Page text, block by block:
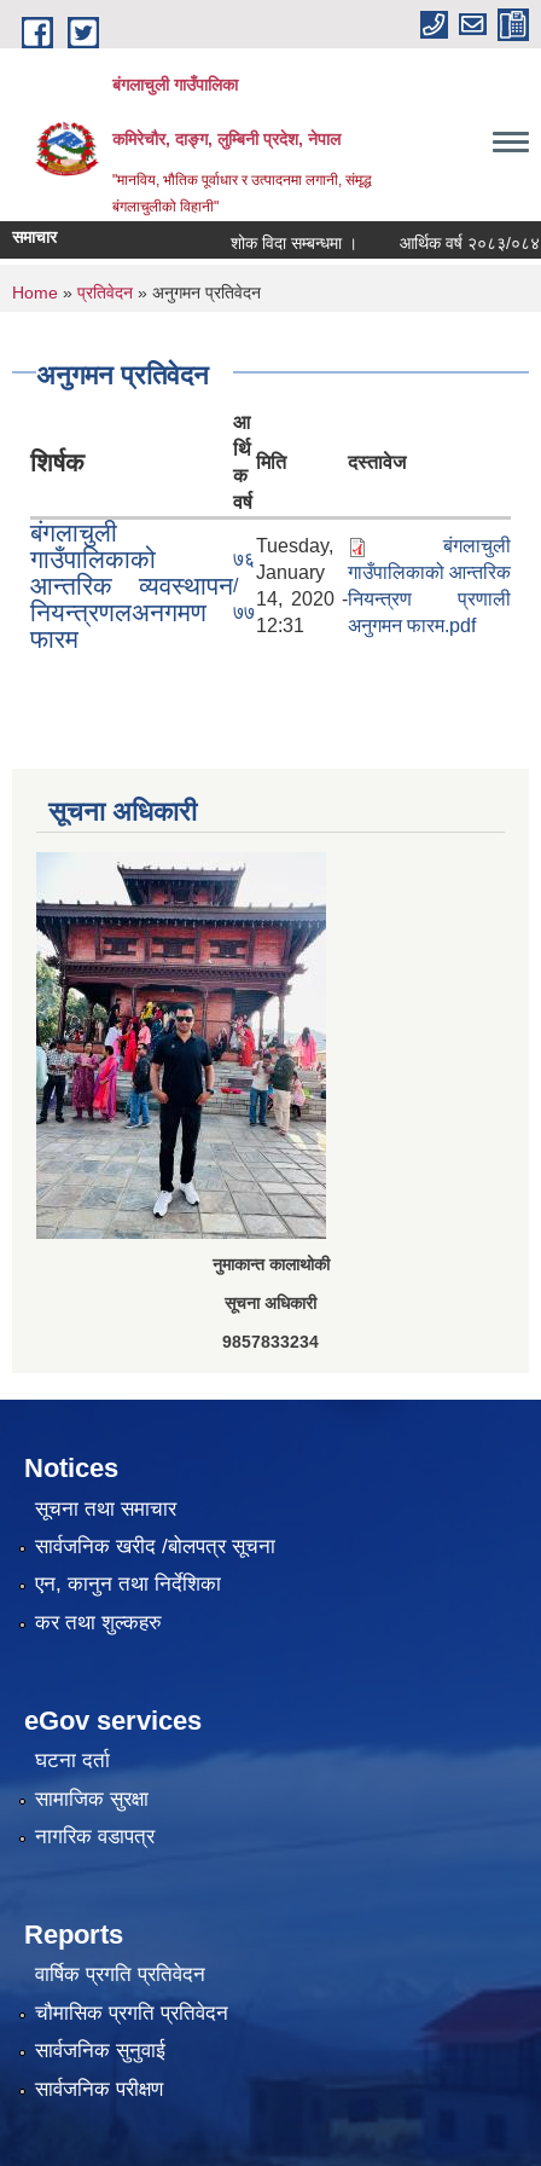
Skip to main content
बंगलाचुली गाउँपालिका
कमिरेचौर, दाङ्ग, लुम्बिनी प्रदेश, नेपाल
"मानविय, भौतिक पूर्वाधार र उत्पादनमा लगानी, संमृद्ध
बंगलाचुलीको विहानी"
समाचार शोक विदा सम्बन्धमा । आर्थिक वर्ष २०८३/०८४
You are here
Home » प्रतिवेदन » अनुगमन प्रतिवेदन
अनुगमन प्रतिवेदन
शिर्षक
आ
र्थि
क
वर्ष
मिति दस्तावेज
बंगलाचुली
गाउँपालिकाको
आन्तरिक व्यवस्थापन
नियन्त्रणलअनगमण
फारम
७६
/
७७
Tuesday,
January
14, 2020 -
12:31
बंगलाचुली
गाउँपालिकाको आन्तरिक
नियन्त्रण प्रणाली
अनुगमन फारम.pdf
सूचना अधिकारी
नुमाकान्त कालाथोकी
सूचना अधिकारी
9857833234
Notices
सूचना तथा समाचार
सार्वजनिक खरीद /बोलपत्र सूचना
एन, कानुन तथा निर्देशिका
कर तथा शुल्कहरु
eGov services
घटना दर्ता
सामाजिक सुरक्षा
नागरिक वडापत्र
Reports
वार्षिक प्रगति प्रतिवेदन
चौमासिक प्रगति प्रतिवेदन
सार्वजनिक सुनुवाई
सार्वजनिक परीक्षण